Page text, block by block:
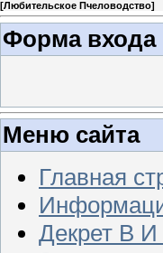
[Любительское Пчеловодство]
Форма входа
Меню сайта
Главная
Декрет В